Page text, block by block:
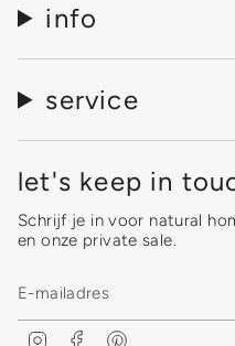
info
service
let's keep in
Schrijf je in voor natural
en onze private sale.